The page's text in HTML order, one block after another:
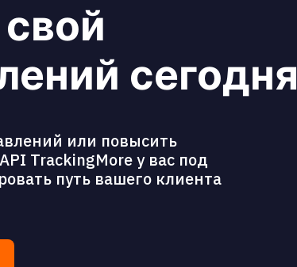
сегодня
или повысить
TrackingMore у вас под
путь вашего клиента